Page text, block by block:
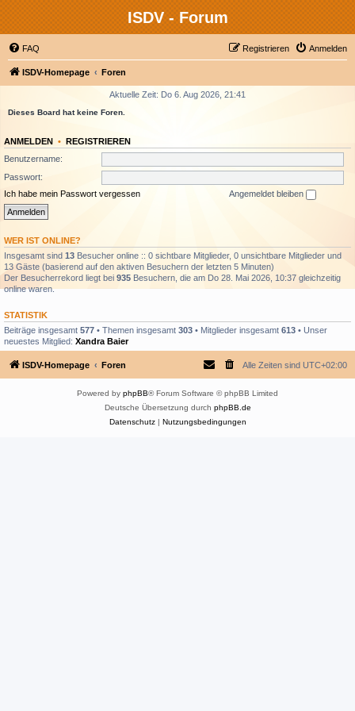
ISDV - Forum
FAQ Anmelden
Registrieren
ISDV-Homepage Foren
Aktuelle Zeit: Do 6. Aug 2026, 21:41
Dieses Board hat keine Foren.
ANMELDEN • REGISTRIEREN
Benutzername:
Passwort:
Ich habe mein Passwort vergessen
Angemeldet bleiben
WER IST ONLINE?
Insgesamt sind 13 Besucher online :: 0 sichtbare Mitglieder, 0 unsichtbare Mitglieder und
13 Gäste (basierend auf den aktiven Besuchern der letzten 5 Minuten)
Der Besucherrekord liegt bei 935 Besuchern, die am Do 28. Mai 2026, 10:37 gleichzeitig
online waren.
STATISTIK
Beiträge insgesamt 577 • Themen insgesamt 303 • Mitglieder insgesamt 613 • Unser
neuestes Mitglied: Xandra Baier
ISDV-Homepage Foren Alle Zeiten sind UTC+02:00
Powered by phpBB® Forum Software © phpBB Limited
Deutsche Übersetzung durch phpBB.de
Datenschutz| Nutzungsbedingungen